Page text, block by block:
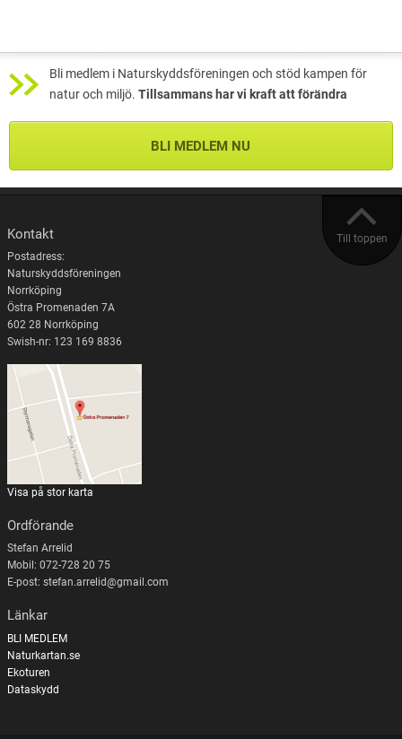
Bli medlem i Naturskyddsföreningen och stöd kampen för
natur och miljö. Tillsammans har vi kraft att förändra
BLI MEDLEM NU
Till toppen
Kontakt
Postadress:
Naturskyddsföreningen
Norrköping
Östra Promenaden 7A
602 28 Norrköping
Swish-nr: 123 169 8836
Visa på stor karta
Ordförande
Stefan Arrelid
Mobil: 072-728 20 75
E-post: stefan.arrelid@gmail.com
Länkar
BLI MEDLEM
Naturkartan.se
Ekoturen
Dataskydd